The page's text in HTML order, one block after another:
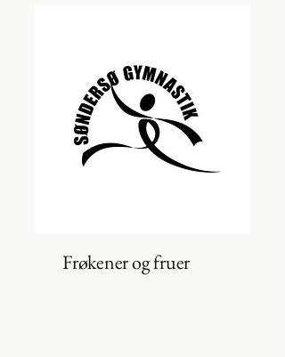
Frøkener og fruer